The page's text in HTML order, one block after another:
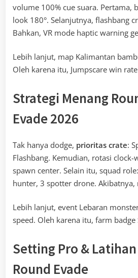
volume 100% cue suara. Pertama,
look 180°. Selanjutnya, flashbang
Bahkan, VR mode haptic warning
Lebih lanjut, map Kalimantan
Oleh karena itu, Jumpscare win
Strategi Menang
Evade 2026
Tak hanya dodge, prioritas crate:
Flashbang. Kemudian, rotasi
spawn center. Selain itu, squad
hunter, 3 spotter drone.
Lebih lanjut, event Lebaran
speed. Oleh karena itu, farm badge
Setting Pro &
Round Evade